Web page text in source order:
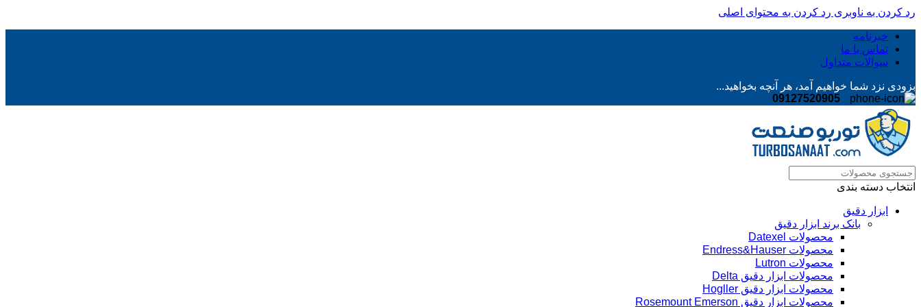
رد کردن به ناوبری رد کردن به محتوای اصلی
خبرنامه
تماس با ما
سوالات متداول
بزودی نزد شما خواهیم آمد، هر آنچه بخواهید...
09127520905
انتخاب دسته بندی
ابزار دقیق
بانک برند ابزار دقیق
محصولات Datexel
محصولات Endress&Hauser
محصولات Lutron
محصولات ابزار دقیق Delta
محصولات ابزار دقیق Hogller
محصولات ابزار دقیق Rosemount Emerson